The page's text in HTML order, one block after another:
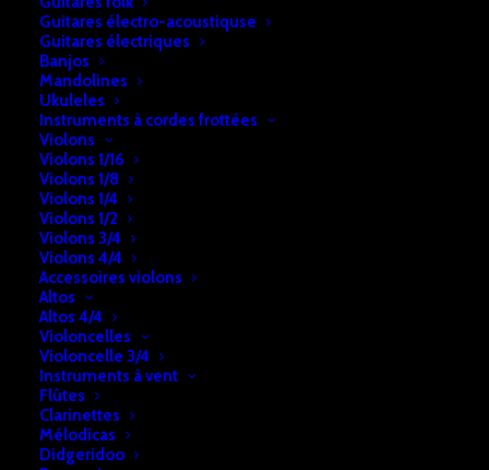
Guitares électro-acoustiquse
Guitares électriques
Banjos
Mandolines
Ukuleles
Instruments à cordes frottées
Violons
Violons 1/16
Violons 1/8
Violons 1/4
Violons 1/2
Violons 3/4
Violons 4/4
Accessoires violons
Altos
Altos 4/4
Violoncelles
Violoncelle 3/4
Instruments à vent
Flûtes
Clarinettes
Mélodicas
Didgeridoo
Catégories: Pianos,Pianos droits
DESCRIPTION
INFOS
Piano Yamaha UX300
Etat: Occasion comme neuf – Garantie: 10 ans – Année:
1997
Prix: 8.490 € (Une idée du prix neuf: 16.500 €)
Fabrication: Japon
Finition: noir
Garantie: 10 ans
Dimensions: H: 131 x l: 153 cm Pf: 65 cm
Pédales: 3